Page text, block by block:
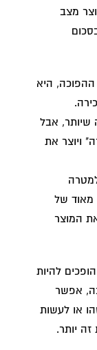
מצב
ההפוכה, היא
שיותר, אבל
למכירה" ויוצר את
למטרה
מאוד של
את המוצר
להיות
אפשר
או לעשות
יותר.